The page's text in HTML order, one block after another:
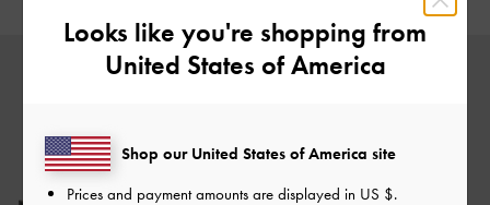
Looks like you're shopping from
United States of America
Shop our United States of America site
Prices and payment amounts are displayed in US $.